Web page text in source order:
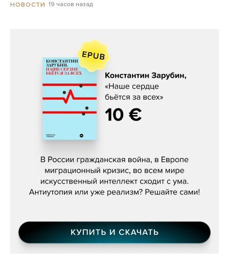
НОВОСТИ 19 часов назад
Константин Зарубин, «Наше сердце